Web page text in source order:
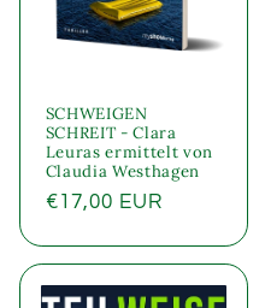
SCHWEIGEN
SCHREIT - Clara
Leuras ermittelt von
Claudia Westhagen
Normaler
€17,00 EUR